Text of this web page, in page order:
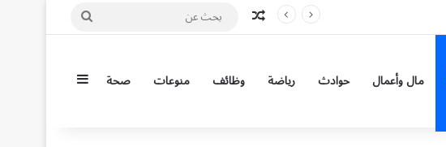
مقال عشوائي
بحث
مال وأعمال حوادث رياضة وظائف منوعات صحة إضافة عمود